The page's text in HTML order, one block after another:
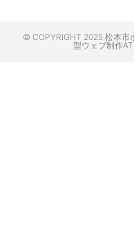
© COPYRIGHT 2025 松本市
型ウェブ制作